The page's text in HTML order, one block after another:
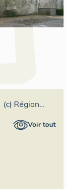
(c) Région
Pays de laVoir tout